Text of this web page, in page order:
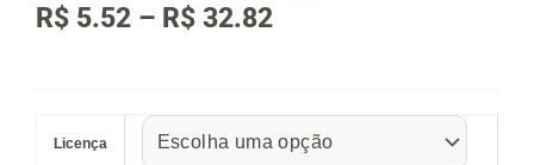
R$ 5.52 – R$ 32.82Faixa
através
R$ 32.82
Licença
Porta